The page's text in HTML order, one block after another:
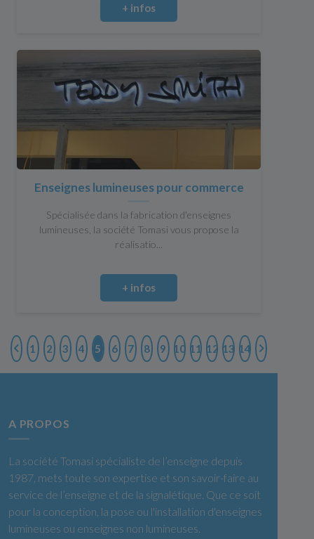
+ infos
Enseignes lumineuses pour commerce
Spécialisée dans la fabrication d'enseignes
lumineuses, la société Tomasi vous propose la
réalisatio...
+ infos
1 2 3 4 5 6 7 8 9 10 11 12 13 14
A PROPOS
La société Tomasi spécialiste de l’enseigne depuis
1987, mets toute son expertise et son savoir-faire au
service de l’enseigne et de la signalétique. Que ce soit
pour la conception, la pose ou l'installation d'enseignes
lumineuses ou enseignes non lumineuses.